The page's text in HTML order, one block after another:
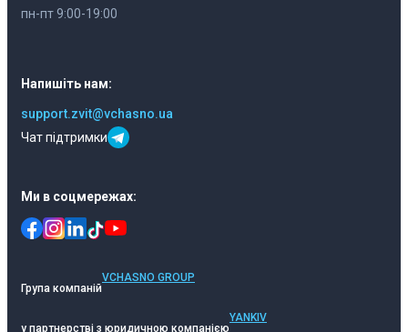
пн-пт 9:00-19:00
Напишіть нам:
support.zvit@vchasno.ua
Чат підтримки
Ми в соцмережах:
Група компаній
VCHASNO GROUP
у партнерстві з юридичною компанією
YANKIV